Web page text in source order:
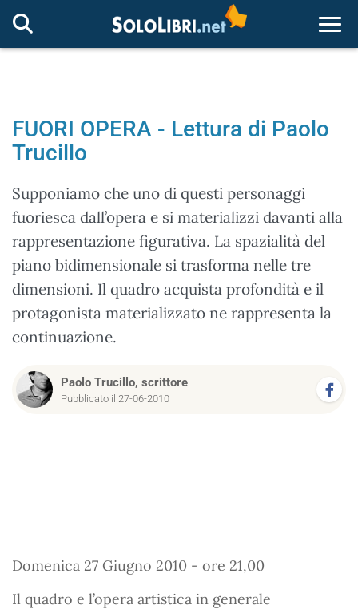
FUORI OPERA - Lettura di Paolo
Trucillo
Supponiamo che uno di questi personaggi
fuoriesca dall’opera e si materializzi davanti alla
rappresentazione figurativa. La spazialità del
piano bidimensionale si trasforma nelle tre
dimensioni. Il quadro acquista profondità e il
protagonista materializzato ne rappresenta la
continuazione.
Paolo Trucillo, scrittore
Pubblicato il 27-06-2010
Domenica 27 Giugno 2010 - ore 21,00
Il quadro e l’opera artistica in generale